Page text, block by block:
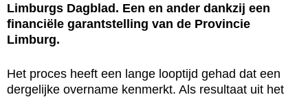
Limburgs Dagblad. Een en ander dankzij een
financiële garantstelling van de Provincie
Limburg.
Het proces heeft een lange looptijd gehad dat een
dergelijke overname kenmerkt. Als resultaat uit het